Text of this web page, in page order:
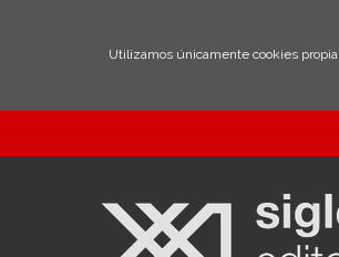
Utilizamos únicamente cookies